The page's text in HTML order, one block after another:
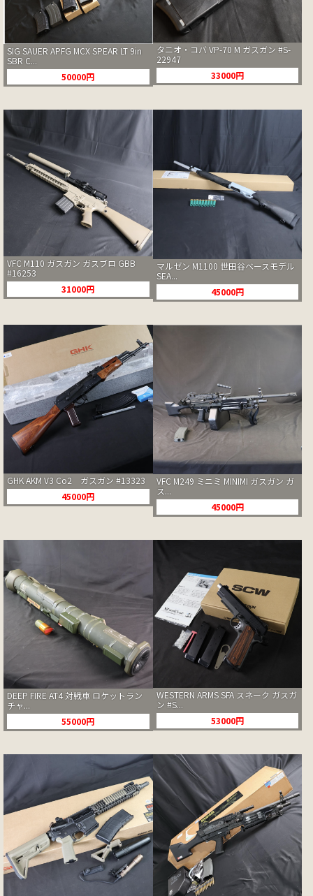
SIG SAUER APFG MCX SPEAR LT 9in
SBR C...
50000円
タニオ・コバ VP-70 M ガスガン #S-
22947
33000円
VFC M110 ガスガン ガスブロ GBB
#16253
31000円
マルゼン M1100 世田谷ベースモデル
SEA...
45000円
GHK AKM V3 Co2 ガスガン #13323
45000円
VFC M249 ミニミ MINIMI ガスガン ガ
ス...
45000円
DEEP FIRE AT4 対戦車 ロケットラン
チャ...
55000円
WESTERN ARMS SFA スネーク ガスガ
ン #S...
53000円